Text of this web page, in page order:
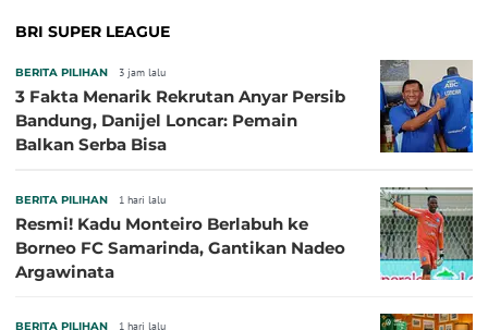
BRI SUPER LEAGUE
BERITA PILIHAN 3 jam lalu
3 Fakta Menarik Rekrutan Anyar Persib
Bandung, Danijel Loncar: Pemain
Balkan Serba Bisa
BERITA PILIHAN 1 hari lalu
Resmi! Kadu Monteiro Berlabuh ke
Borneo FC Samarinda, Gantikan Nadeo
Argawinata
BERITA PILIHAN 1 hari lalu